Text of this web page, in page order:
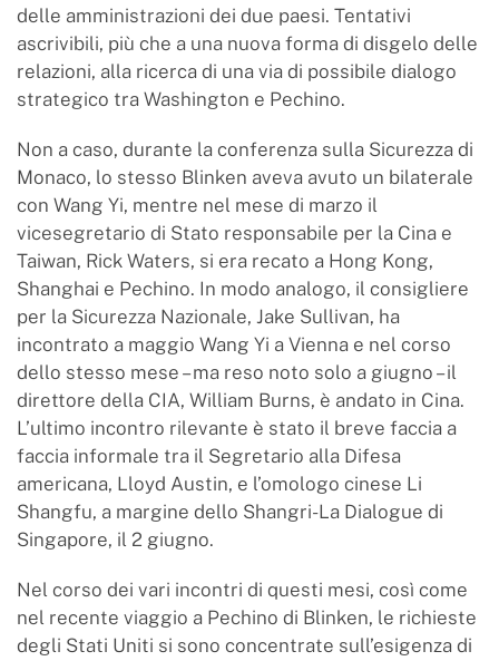
delle amministrazioni dei due paesi. Tentativi
ascrivibili, più che a una nuova forma di disgelo delle
relazioni, alla ricerca di una via di possibile dialogo
strategico tra Washington e Pechino.
Non a caso, durante la conferenza sulla Sicurezza di
Monaco, lo stesso Blinken aveva avuto un bilaterale
con Wang Yi, mentre nel mese di marzo il
vicesegretario di Stato responsabile per la Cina e
Taiwan, Rick Waters, si era recato a Hong Kong,
Shanghai e Pechino. In modo analogo, il consigliere
per la Sicurezza Nazionale, Jake Sullivan, ha
incontrato a maggio Wang Yi a Vienna e nel corso
dello stesso mese – ma reso noto solo a giugno – il
direttore della CIA, William Burns, è andato in Cina.
L’ultimo incontro rilevante è stato il breve faccia a
faccia informale tra il Segretario alla Difesa
americana, Lloyd Austin, e l’omologo cinese Li
Shangfu, a margine dello Shangri-La Dialogue di
Singapore, il 2 giugno.
Nel corso dei vari incontri di questi mesi, così come
nel recente viaggio a Pechino di Blinken, le richieste
degli Stati Uniti si sono concentrate sull’esigenza di